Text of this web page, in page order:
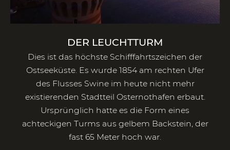
DER LEUCHTTURM
Dies ist das höchste Schifffahrtszeichen der
Ostseeküste. Es wurde 1854 am rechten Ufer
des Flusses Swine im heute nicht mehr
existierenden Stadtteil Osternothafen erbaut.
Ursprünglich hatte es die Form eines
achteckigen Turms aus gelbem Backstein, der
fast 65 Meter hoch war.